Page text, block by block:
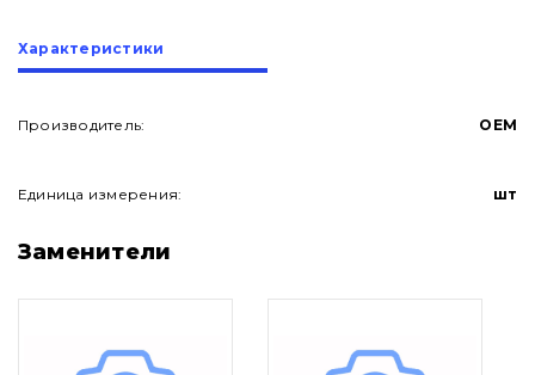
О нас
Характеристики
Производитель: OEM
Единица измерения: шт
Заменители